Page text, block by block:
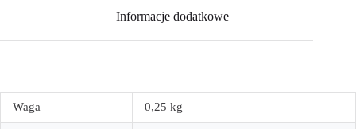
Informacje dodatkowe
Waga 0,25 kg